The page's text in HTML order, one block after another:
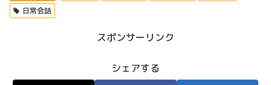
日常会話
スポンサーリンク
シェアする